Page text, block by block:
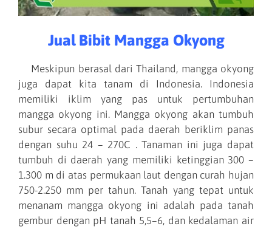
Jual Bibit Mangga Okyong
Meskipun berasal dari Thailand, mangga okyong
juga dapat kita tanam di Indonesia. Indonesia
memiliki iklim yang pas untuk pertumbuhan
mangga okyong ini. Mangga okyong akan tumbuh
subur secara optimal pada daerah beriklim panas
dengan suhu 24 – 270C . Tanaman ini juga dapat
tumbuh di daerah yang memiliki ketinggian 300 –
1.300 m di atas permukaan laut dengan curah hujan
750-2.250 mm per tahun. Tanah yang tepat untuk
menanam mangga okyong ini adalah pada tanah
gembur dengan pH tanah 5,5–6, dan kedalaman air